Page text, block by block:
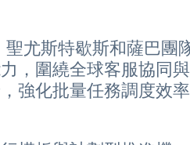
聖尤斯特歇斯和薩巴團
，圍繞全球客服協同與
強化批量任務調度效率